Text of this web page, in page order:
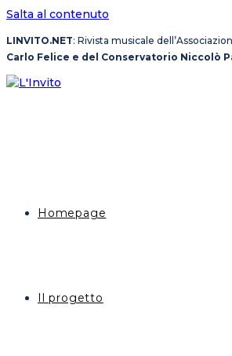
Salta al contenuto
LINVITO.NET: Rivista musicale
Carlo Felice e del Conservatorio Niccolò
Homepage
Il progetto